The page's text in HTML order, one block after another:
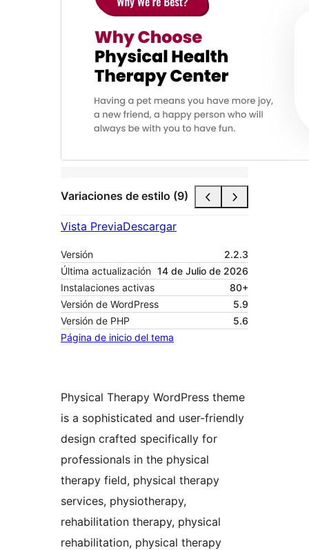
Variaciones de estilo (9)
Vista PreviaDescargar
Versión
2.2.3
Última actualización 14 de Julio de 2026
Instalaciones activas
80+
Versión de WordPress
5.9
Versión de PHP
5.6
Página de inicio del tema
Physical Therapy WordPress theme
is a sophisticated and user-friendly
design crafted specifically for
professionals in the physical
therapy field, physical therapy
services, physiotherapy,
rehabilitation therapy, physical
rehabilitation, physical therapy